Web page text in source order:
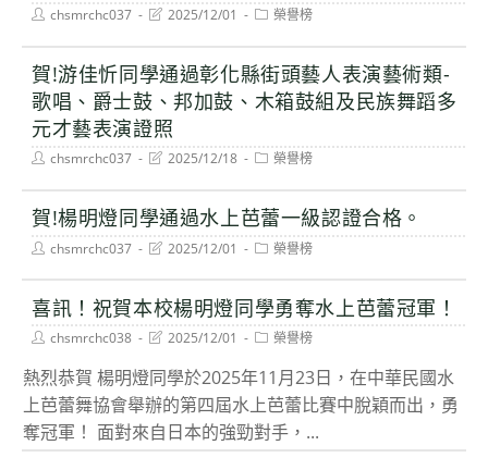
Postchsmrchc037
Post
modified:
2025/12/01
Post榮譽榜
賀!游佳忻同學通過彰化縣街頭藝人表演藝術類-
歌唱、爵士鼓、邦加鼓、木箱鼓組及民族舞蹈多
元才藝表演證照
Postchsmrchc037
Post
modified:
2025/12/18
Post榮譽榜
賀!楊明燈同學通過水上芭蕾一級認證合格。
Postchsmrchc037
Post
modified:
2025/12/01
Post榮譽榜
喜訊！祝賀本校楊明燈同學勇奪水上芭蕾冠軍！
Postchsmrchc038
Post
modified:
2025/12/01
Post榮譽榜
熱烈恭賀 楊明燈同學於2025年11月23日，在中華民國水
上芭蕾舞協會舉辦的第四屆水上芭蕾比賽中脫穎而出，勇
奪冠軍！ 面對來自日本的強勁對手，...